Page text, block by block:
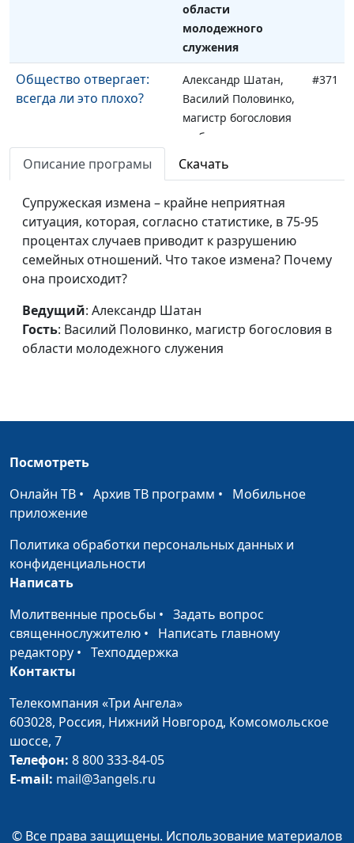
области
молодежного
служения
Общество отвергает:
всегда ли это плохо?
Александр Шатан,
Василий Половинко,
магистр богословия
в области
#371
Всегда ли аборт это
грех?
Александр Шатан,
Василий Половинко,
магистр богословия
в области
Семья и брак: создать и
сохранить
Александр Шатан,
Василий Половинко,
#369
Готов ли я к браку - как
магистр богословия
Сексуальные
искушения: где любовь
не найти
магистр богословия
Сексуальная
зависимость. Как
разорвать порочный
круг?
Александр Шатан,
#365
Описание програмы Скачать
Супружеская измена – крайне неприятная
ситуация, которая, согласно статистике, в 75-95
процентах случаев приводит к разрушению
семейных отношений. Что такое измена? Почему
она происходит?
Ведущий: Александр Шатан
Гость: Василий Половинко, магистр богословия в
области молодежного служения
Посмотреть
Онлайн ТВ • Архив ТВ программ • Мобильное
приложение
Политика обработки персональных данных и
конфиденциальности
Написать
Молитвенные просьбы • Задать вопрос
священнослужителю • Написать главному
редактору • Техподдержка
Контакты
Телекомпания «Три Ангела»
603028, Россия, Нижний Новгород, Комсомольское
шоссе, 7
Телефон: 8 800 333-84-05
E-mail: mail@3angels.ru
© Все права защищены. Использование материалов